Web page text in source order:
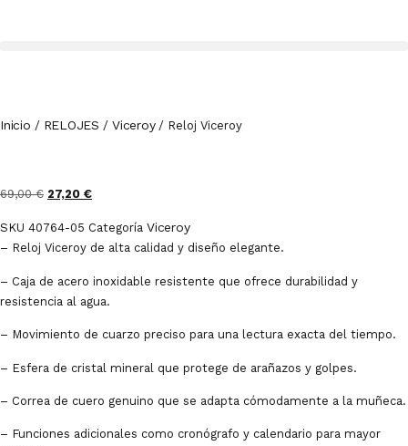
Inicio / RELOJES /Viceroy/ Reloj Viceroy
69,00€ 27,20 €
SKU 40764-05 Categoría Viceroy
– Reloj Viceroy de alta calidad y diseño elegante.
– Caja de acero inoxidable resistente que ofrece durabilidad y
resistencia al agua.
– Movimiento de cuarzo preciso para una lectura exacta del tiempo.
– Esfera de cristal mineral que protege de arañazos y golpes.
– Correa de cuero genuino que se adapta cómodamente a la muñeca.
– Funciones adicionales como cronógrafo y calendario para mayor